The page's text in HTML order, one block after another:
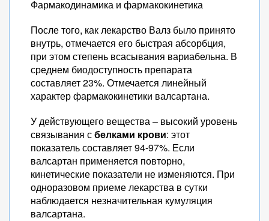
Фармакодинамика и фармакокинетика
После того, как лекарство Валз было принято
внутрь, отмечается его быстрая абсорбция,
при этом степень всасывания вариабельна. В
среднем биодоступность препарата
составляет 23%. Отмечается линейный
характер фармакокинетики валсартана.
У действующего вещества – высокий уровень
связывания сбелками крови: этот
показатель составляет 94-97%. Если
валсартан применяется повторно,
кинетические показатели не изменяются. При
одноразовом приеме лекарства в сутки
наблюдается незначительная кумуляция
валсартана.